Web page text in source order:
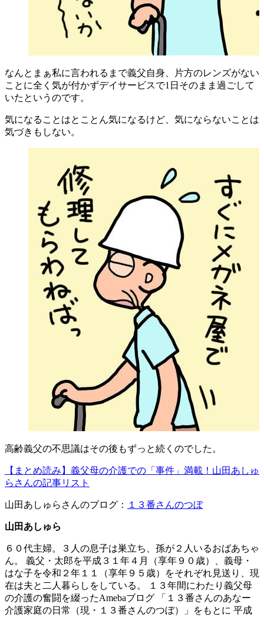
なんとまぁ私に言われるまで義父自身、片方のレンズがない
ことに全く気が付かずデイサービスで1日そのまま過ごして
いたというのです。
気になることはとことん気になるけど、気にならないことは
気づきもしない。
高齢義父の不思議はその後もずっと続くのでした。
【まとめ読み】義父母の介護での「事件」満載！山田あしゅ
らさんの記事リスト
山田あしゅらさんのブログ： １３番さんのつぼ
山田あしゅら
６０代主婦。３人の息子は巣立ち、孫が２人いるおばあちゃ
ん。 義父・太郎を平成３１年４月（享年９０歳）、義母・
はな子を令和２年１１（享年９５歳）をそれぞれ見送り、現
在は夫と二人暮らしをしている。 １３年間にわたり義父母
の介護の奮闘を綴ったAmebaブログ 「１３番さんのあなー
介護家庭の日常（現・１３番さんのつぼ）」をもとに 平成